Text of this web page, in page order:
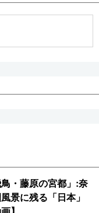
・藤原の宮都」:奈
景に残る「日本」